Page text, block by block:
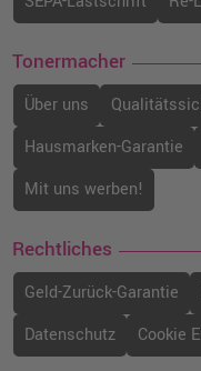
Tonermacher
Über uns
Hausmarken-Garantie
Mit uns werben!
Rechtliches
Geld-Zurück-Garantie
Datenschutz
Cookie